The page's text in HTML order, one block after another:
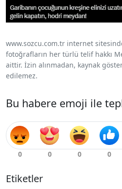
www.sozcu.com.tr internet
fotoğrafların her türlü telif hakkı
aittir. İzin alınmadan, kaynak
edilemez.
Bu habere emoji ile
Etiketler